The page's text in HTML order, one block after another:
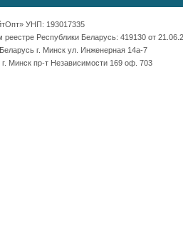
УНП: 193017335
Республики Беларусь: 419130 от
г. Минск ул. Инженерная 14а-7
Минск пр-т Независимости 169 оф. 703